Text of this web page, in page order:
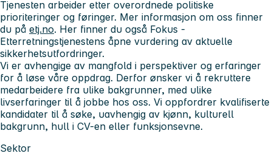
Tjenesten arbeider etter overordnede politiske
prioriteringer og føringer. Mer informasjon om oss finner
du på etj.no. Her finner du også Fokus -
Etterretningstjenestens åpne vurdering av aktuelle
sikkerhetsutfordringer.
Vi er avhengige av mangfold i perspektiver og erfaringer
for å løse våre oppdrag. Derfor ønsker vi å rekruttere
medarbeidere fra ulike bakgrunner, med ulike
livserfaringer til å jobbe hos oss. Vi oppfordrer kvalifiserte
kandidater til å søke, uavhengig av kjønn, kulturell
bakgrunn, hull i CV-en eller funksjonsevne.
Sektor